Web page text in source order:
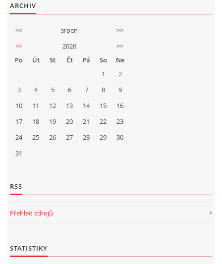
ARCHIV
<< srpen
>>
<<
2026
>>
Po
Út St Čt Pá So
Ne
1
2
3
4 5 6 7 8
9
10
11 12 13 14 15
16
17
18 19 20 21 22
23
24
25 26 27 28 29
30
31
RSS
Přehled zdrojů
STATISTIKY